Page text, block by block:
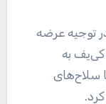
توجیه عرضه
کی‌یف به
سلاح‌های